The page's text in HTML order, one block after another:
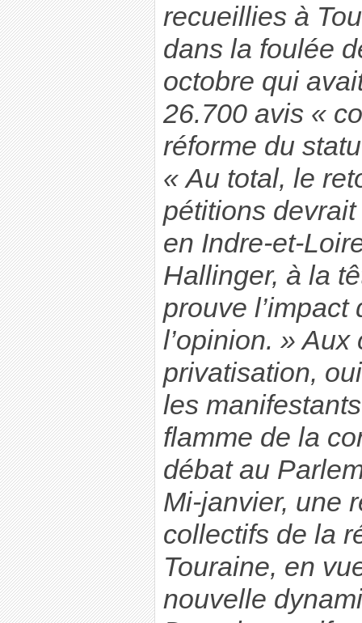
recueillies à
dans la foulée
octobre qui
26.700 avis «
réforme du
« Au total, le
pétitions
en Indre-et-
Hallinger, à la
prouve
l’opinion. »
privatisation,
les
flamme de la
débat au
Mi-janvier, une
collectifs de la
Touraine, en
nouvelle